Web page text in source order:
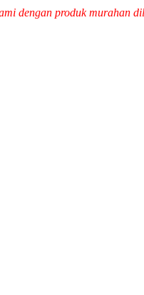
dengan produk murahan